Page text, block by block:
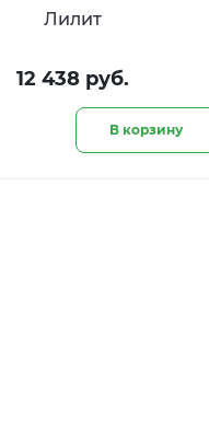
Лилит
12 438 руб.
В корзину